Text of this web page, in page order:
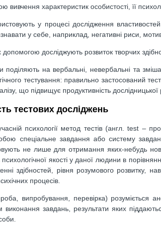
вивчення характеристик особистості, її
у процесі дослідження
у себе, наприклад, негативні риси,
допомогою досліджують розвиток творчих
на вербальні, невербальні та
тестування: правильно застосований
що підвищує продуктивність дослідницької
тестових досліджень
психології метод тестів (англ. test –
спеціальне завдання або систему
не лише для отримання яких-небудь
психологічної якості у даної людини в
здібностей, рівня розумового розвитку,
процесів.
випробування, перевірка) розуміється
завдань, результати яких піддаються